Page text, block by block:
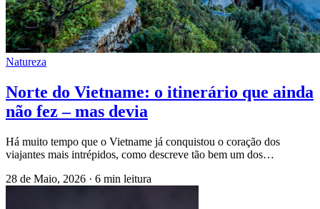
Natureza
Norte do Vietname: o itinerário que ainda
não fez – mas devia
Há muito tempo que o Vietname já conquistou o coração dos
viajantes mais intrépidos, como descreve tão bem um dos…
28 de Maio, 2026 · 6 min leitura